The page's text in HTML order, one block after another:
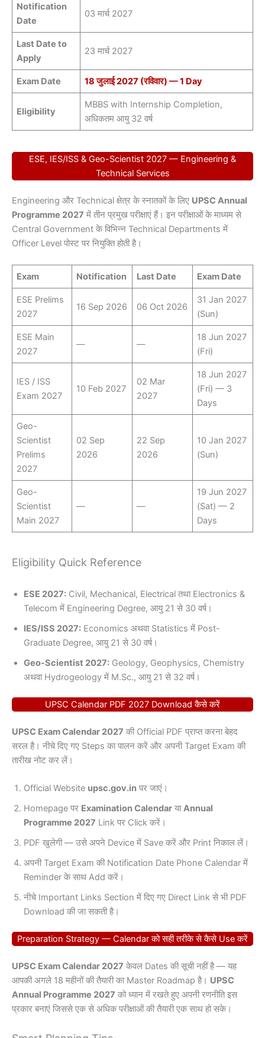
Notification
Date
03 मार्च 2027
Last Date to
Apply
23 मार्च 2027
Exam Date 18 जुलाई 2027 (रविवार) — 1 Day
Eligibility
MBBS with Internship Completion,
अधिकतम आयु 32 वर्ष
ESE, IES/ISS & Geo-Scientist 2027 — Engineering &
Technical Services
Engineering और Technical क्षेत्र के स्नातकों के लिए UPSC Annual
Programme 2027 में तीन प्रमुख परीक्षाएं हैं। इन परीक्षाओं के माध्यम से
Central Government के विभिन्न Technical Departments में
Officer Level पोस्ट पर नियुक्ति होती है।
Exam Notification Last Date Exam Date
ESE Prelims
2027
16 Sep 2026 06 Oct 2026
31 Jan 2027
(Sun)
ESE Main
2027
— —
18 Jun 2027
(Fri)
IES / ISS
Exam 2027
10 Feb 2027
02 Mar
2027
18 Jun 2027
(Fri) — 3
Days
Geo-
Scientist
Prelims
2027
02 Sep
2026
22 Sep
2026
10 Jan 2027
(Sun)
Geo-
Scientist
Main 2027
— —
19 Jun 2027
(Sat) — 2
Days
Eligibility Quick Reference
ESE 2027: Civil, Mechanical, Electrical तथा Electronics &
Telecom में Engineering Degree, आयु 21 से 30 वर्ष।
IES/ISS 2027: Economics अथवा Statistics में Post-
Graduate Degree, आयु 21 से 30 वर्ष।
Geo-Scientist 2027: Geology, Geophysics, Chemistry
अथवा Hydrogeology में M.Sc., आयु 21 से 32 वर्ष।
UPSC Calendar PDF 2027 Download कैसे करें
UPSC Exam Calendar 2027 की Official PDF प्राप्त करना बेहद
सरल है। नीचे दिए गए Steps का पालन करें और अपनी Target Exam की
तारीख नोट कर लें।
Official Website upsc.gov.in पर जाएं।
Homepage पर Examination Calendar याAnnual
Programme 2027 Link पर Click करें।
PDF खुलेगी — उसे अपने Device में Save करें और Print निकाल लें।
अपनी Target Exam की Notification Date Phone Calendar में
Reminder के साथ Add करें।
नीचे Important Links Section में दिए गए Direct Link से भी PDF
Download की जा सकती है।
Preparation Strategy — Calendar को सही तरीके से कैसे Use करें
UPSC Exam Calendar 2027 केवल Dates की सूची नहीं है — यह
आपकी अगले 18 महीनों की तैयारी का Master Roadmap है। UPSC
Annual Programme 2027 को ध्यान में रखते हुए अपनी रणनीति इस
प्रकार बनाएं जिससे एक से अधिक परीक्षाओं की तैयारी एक साथ हो सके।